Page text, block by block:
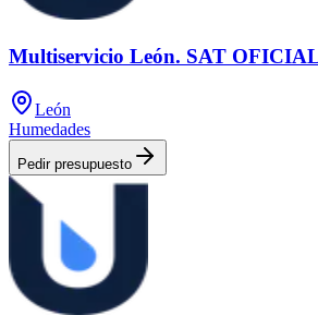
Multiservicio León. SAT
León
Humedades
Pedir presupuesto